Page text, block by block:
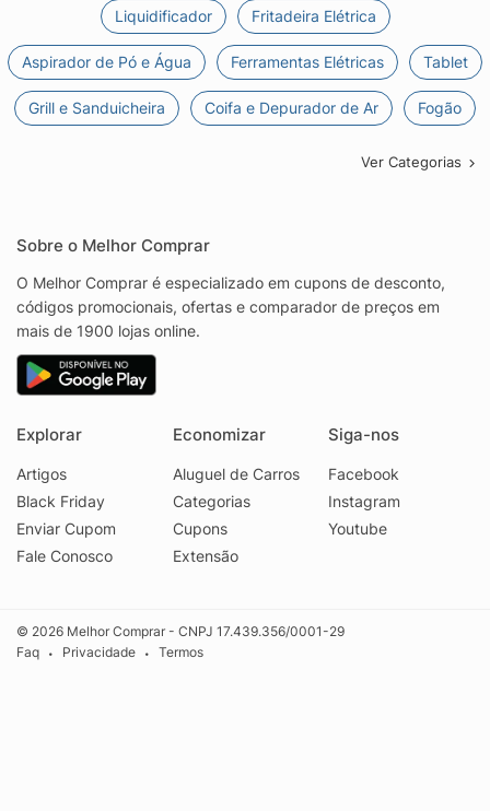
Liquidificador Fritadeira Elétrica
Aspirador de Pó e Água Ferramentas Elétricas Tablet
Grill e Sanduicheira Coifa e Depurador de Ar Fogão
Ver Categorias
Sobre o Melhor Comprar
O Melhor Comprar é especializado em cupons de desconto,
códigos promocionais, ofertas e comparador de preços em
mais de 1900 lojas online.
Explorar
Artigos
Black Friday
Enviar Cupom
Fale Conosco
Economizar
Aluguel de Carros
Categorias
Cupons
Extensão
Siga-nos
Facebook
Instagram
Youtube
© 2026 Melhor Comprar - CNPJ 17.439.356/0001-29
Faq
• Privacidade • Termos